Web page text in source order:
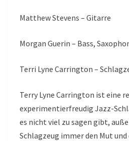
Matthew Stevens – Gitarre
Morgan Guerin – Bass,
Terri Lyne Carrington –
Terry Lyne Carrington ist eine
experimentierfreudig Jazz-
es nicht viel zu sagen gibt,
Schlagzeug immer den Mut und